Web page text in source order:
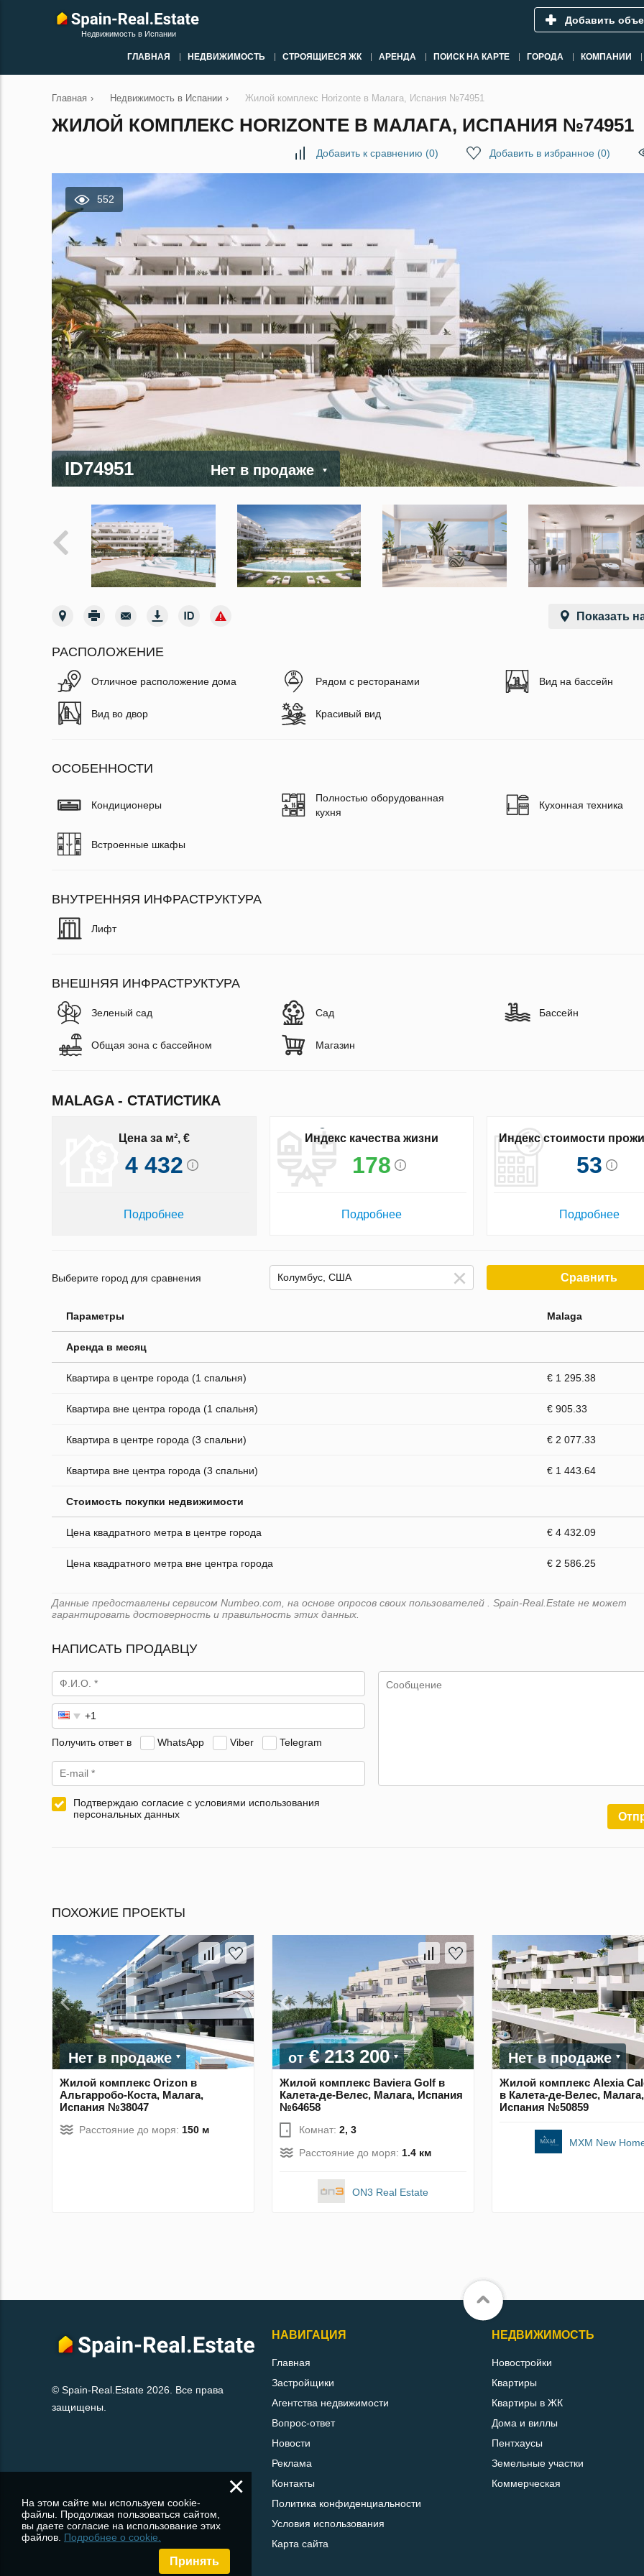
Недвижимость в Испании
Добавить
ГЛАВНАЯ НЕДВИЖИМОСТЬ СТРОЯЩИЕСЯ ЖК АРЕНДА ПОИСК НА КАРТЕ ГОРОДА КОМПАНИИ
Главная › Недвижимость в Испании › Жилой комплекс Horizonte в Малага, Испания №74951
ЖИЛОЙ КОМПЛЕКС HORIZONTE В МАЛАГА, ИСПАНИЯ №74951
Добавить к сравнению (0) Добавить в избранное (0)
552
ID74951 Нет в продаже
Показать
РАСПОЛОЖЕНИЕ
Отличное расположение дома Рядом с ресторанами Вид на бассейн
Вид во двор Красивый вид
ОСОБЕННОСТИ
Кондиционеры
Полностью оборудованная
кухня
Кухонная техника
Встроенные шкафы
ВНУТРЕННЯЯ ИНФРАСТРУКТУРА
Лифт
ВНЕШНЯЯ ИНФРАСТРУКТУРА
Зеленый сад Сад Бассейн
Общая зона с бассейном Магазин
MALAGA - СТАТИСТИКА
Цена за м², €
4 432
Подробнее
Индекс качества жизни
178
Подробнее
Индекс стоимости
53
Подробнее
Выберите город для сравнения Сравнить
Параметры Malaga
Аренда в месяц
Квартира в центре города (1 спальня) € 1 295.38
Квартира вне центра города (1 спальня) € 905.33
Квартира в центре города (3 спальни) € 2 077.33
Квартира вне центра города (3 спальни) € 1 443.64
Стоимость покупки недвижимости
Цена квадратного метра в центре города € 4 432.09
Цена квадратного метра вне центра города € 2 586.25
Данные предоставлены сервисом Numbeo.com, на основе опросов своих пользователей . Spain-Real.Estate не может
гарантировать достоверность и правильность этих данных.
НАПИСАТЬ ПРОДАВЦУ
Получить ответ в WhatsApp Viber Telegram
Подтверждаю согласие с условиями использования
персональных данных
ПОХОЖИЕ ПРОЕКТЫ
Нет в продаже
Жилой комплекс Orizon в
Альгарробо-Коста, Малага,
Испания №38047
Расстояние до моря: 150 м
от€ 213 200
Жилой комплекс Baviera Golf в
Калета-де-Велес, Малага, Испания
№64658
Комнат: 2, 3
Расстояние до моря: 1.4 км
ON3 Real Estate
Нет в продаже
Жилой комплекс Alexia
в Калета-де-Велес, Малага,
Испания №50859
MXM New
© Spain-Real.Estate 2026. Все права
защищены.
НАВИГАЦИЯ
Главная
Застройщики
Агентства недвижимости
Вопрос-ответ
Новости
Реклама
Контакты
Политика конфиденциальности
Условия использования
Карта сайта
НЕДВИЖИМОСТЬ
Новостройки
Квартиры
Квартиры в ЖК
Дома и виллы
Пентхаусы
Земельные участки
Коммерческая
×
На этом сайте мы используем cookie-
файлы. Продолжая пользоваться сайтом,
вы даете согласие на использование этих
файлов. Подробнее о cookie.
Принять